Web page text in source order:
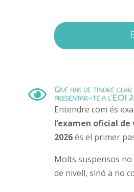
a
 Què has de tindre clar
presentar-te a l’EOI
Entendre com és
l’examen oficial de
2026és el primer
Molts suspensos
de nivell, sinó a no